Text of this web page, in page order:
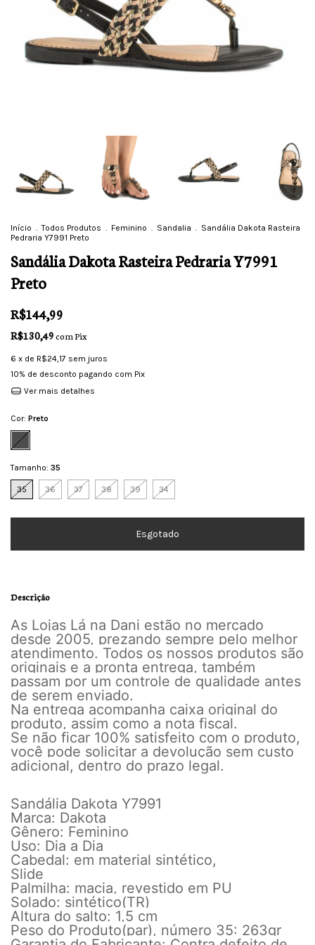
Início . Todos Produtos . Feminino . Sandalia . Sandália Dakota Rasteira
Pedraria Y7991 Preto
Sandália Dakota Rasteira Pedraria Y7991
Preto
R$144,99
R$130,49comPix
6 x de R$24,17 sem juros
10% de desconto pagando com Pix
Ver mais detalhes
Cor: Preto
Tamanho: 35
35 36 37 38 39 34
Descrição
As Lojas Lá na Dani estão no mercado
desde 2005, prezando sempre pelo melhor
atendimento. Todos os nossos produtos são
originais e a pronta entrega, também
passam por um controle de qualidade antes
de serem enviado.
Na entrega acompanha caixa original do
produto, assim como a nota fiscal.
Se não ficar 100% satisfeito com o produto,
você pode solicitar a devolução sem custo
adicional, dentro do prazo legal.
Sandália Dakota Y7991
Marca: Dakota
Gênero: Feminino
Uso: Dia a Dia
Cabedal: em material sintético,
Slide
Palmilha: macia, revestido em PU
Solado: sintético(TR)
Altura do salto: 1,5 cm
Peso do Produto(par), número 35: 263gr